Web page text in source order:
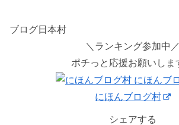
ブログ日本村
＼ランキング参加中／
ポチっと応援お願いしま
にほんブログ村
シェアする